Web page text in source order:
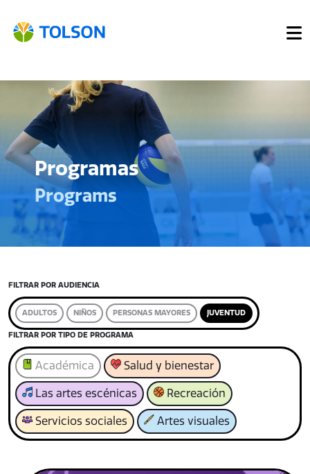
Programas
Programs
FILTRAR POR AUDIENCIA
ADULTOS NIÑOS PERSONAS MAYORES JUVENTUD
FILTRAR POR TIPO DE PROGRAMA
Académica Salud y bienestar
Las artes escénicas Recreación
Servicios sociales Artes visuales